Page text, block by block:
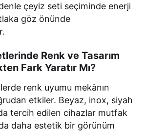
çeyiz seti seçiminde enerji
göz önünde
Renk ve Tasarım
Fark Yaratır Mı?
renk uyumu mekânın
etkiler. Beyaz, inox, siyah
tercih edilen cihazlar mutfak
daha estetik bir görünüm